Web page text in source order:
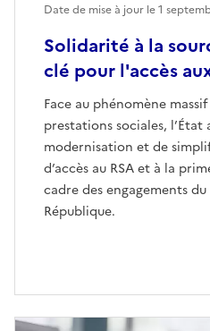
Solidarité à la
clé pour l'accès
Face au phénomène
prestations sociales,
modernisation et de
d’accès au RSA et à la
cadre des engagements
République.
Date de mise à jour le1